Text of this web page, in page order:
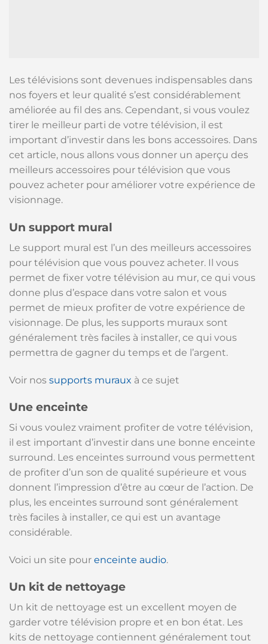
Les télévisions sont devenues indispensables dans
nos foyers et leur qualité s’est considérablement
améliorée au fil des ans. Cependant, si vous voulez
tirer le meilleur parti de votre télévision, il est
important d’investir dans les bons accessoires. Dans
cet article, nous allons vous donner un aperçu des
meilleurs accessoires pour télévision que vous
pouvez acheter pour améliorer votre expérience de
visionnage.
Un support mural
Le support mural est l’un des meilleurs accessoires
pour télévision que vous pouvez acheter. Il vous
permet de fixer votre télévision au mur, ce qui vous
donne plus d’espace dans votre salon et vous
permet de mieux profiter de votre expérience de
visionnage. De plus, les supports muraux sont
généralement très faciles à installer, ce qui vous
permettra de gagner du temps et de l’argent.
Voir nos supports muraux à ce sujet
Une enceinte
Si vous voulez vraiment profiter de votre télévision,
il est important d’investir dans une bonne enceinte
surround. Les enceintes surround vous permettent
de profiter d’un son de qualité supérieure et vous
donnent l’impression d’être au cœur de l’action. De
plus, les enceintes surround sont généralement
très faciles à installer, ce qui est un avantage
considérable.
Voici un site pour enceinte audio.
Un kit de nettoyage
Un kit de nettoyage est un excellent moyen de
garder votre télévision propre et en bon état. Les
kits de nettoyage contiennent généralement tout